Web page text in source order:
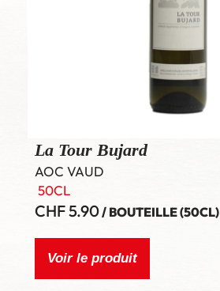
La Tour Bujard
AOC VAUD
50CL
CHF5.90/ BOUTEILLE (50CL)
Voir le produit